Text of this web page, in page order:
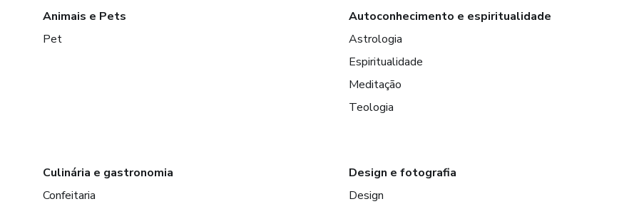
Animais e Pets
Pet
Autoconhecimento e espiritualidade
Astrologia
Espiritualidade
Meditação
Teologia
Culinária e gastronomia
Confeitaria
Design e fotografia
Design